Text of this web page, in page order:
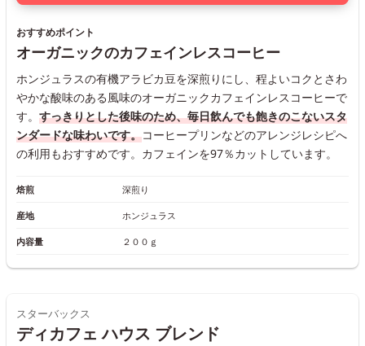
おすすめポイント
オーガニックのカフェインレスコーヒー
ホンジュラスの有機アラビカ豆を深煎りにし、程よいコクとさわ
やかな酸味のある風味のオーガニックカフェインレスコーヒーで
す。 すっきりとした後味のため、毎日飲んでも飽きのこないスタ
ンダードな味わいです。コーヒープリンなどのアレンジレシピへ
の利用もおすすめです。カフェインを97％カットしています。
焙煎 深煎り
産地 ホンジュラス
内容量 ２００ｇ
スターバックス
ディカフェ ハウス ブレンド